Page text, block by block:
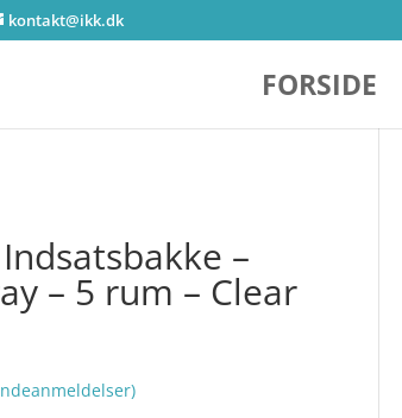
kontakt@ikk.dk
FORSIDE
–
– 5 rum – Clear